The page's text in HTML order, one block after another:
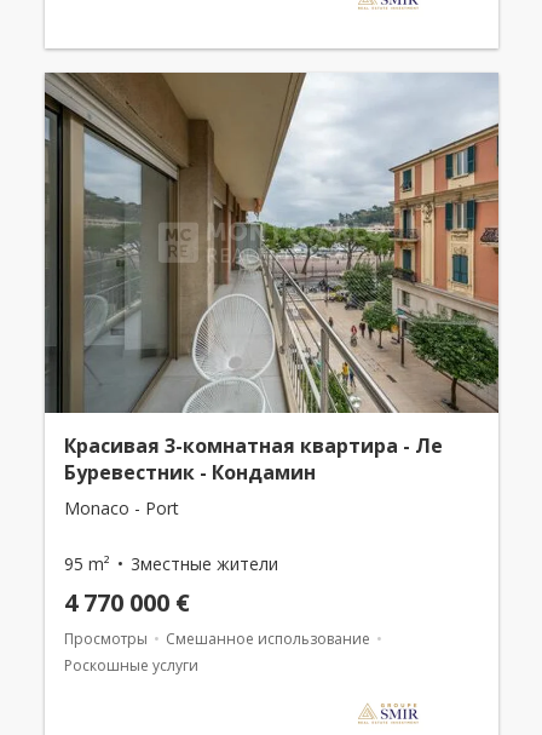
Красивая 3-комнатная квартира - Ле
Буревестник - Кондамин
Monaco - Port
95 m² 3местные жители
4 770 000 €
Просмотры
Смешанное использование
Роскошные услуги